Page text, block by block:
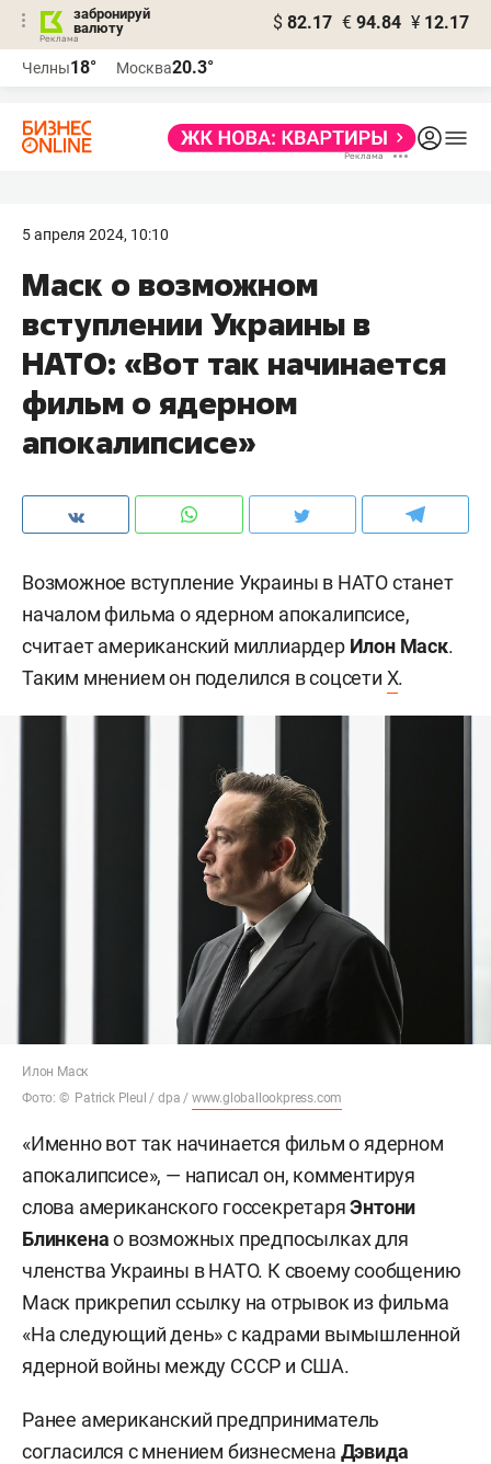
забронируй
валюту
$ 82.17 € 94.84 ¥ 12.17
Челны18° Москва20.3°
5 апреля 2024, 10:10
Маск о возможном
вступлении Украины в
НАТО: «Вот так начинается
фильм о ядерном
апокалипсисе»
Возможное вступление Украины в НАТО станет
началом фильма о ядерном апокалипсисе,
считает американский миллиардер Илон Маск.
Таким мнением он поделился в соцсети X.
Илон Маск
Фото: © Patrick Pleul / dpa / www.globallookpress.com
«Именно вот так начинается фильм о ядерном
апокалипсисе», — написал он, комментируя
слова американского госсекретаряЭнтони
Блинкенао возможных предпосылках для
членства Украины в НАТО. К своему сообщению
Маск прикрепил ссылку на отрывок из фильма
«На следующий день» с кадрами вымышленной
ядерной войны между СССР и США.
Ранее американский предприниматель
согласился с мнением бизнесмена Дэвида